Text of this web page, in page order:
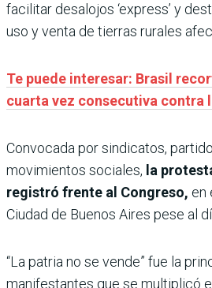
facilitar desalojos ‘express’ y
uso y venta de tierras rurales
Te puede interesar: Brasil
cuarta vez consecutiva contra
Convocada por sindicatos,
movimientos sociales, la
registró frente al Congreso, en
Ciudad de Buenos Aires pese al
“La patria no se vende” fue la
manifestantes que se multiplicó